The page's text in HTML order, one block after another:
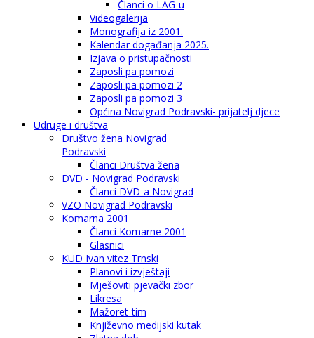
Članci o LAG-u
Videogalerija
Monografija iz 2001.
Kalendar događanja 2025.
Izjava o pristupačnosti
Zaposli pa pomozi
Zaposli pa pomozi 2
Zaposli pa pomozi 3
Općina Novigrad Podravski- prijatelj djece
Udruge i društva
Društvo žena Novigrad
Podravski
Članci Društva žena
DVD - Novigrad Podravski
Članci DVD-a Novigrad
VZO Novigrad Podravski
Komarna 2001
Članci Komarne 2001
Glasnici
KUD Ivan vitez Trnski
Planovi i izvještaji
Mješoviti pjevački zbor
Likresa
Mažoret-tim
Književno medijski kutak